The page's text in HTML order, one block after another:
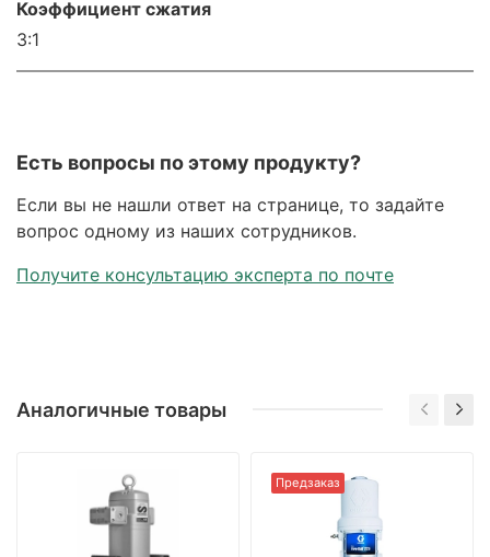
Коэффициент сжатия
3:1
Есть вопросы по этому продукту?
Если вы не нашли ответ на странице, то задайте
вопрос одному из наших сотрудников.
Получите консультацию эксперта по почте
Аналогичные товары
Предзаказ